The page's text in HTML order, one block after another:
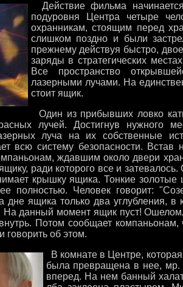
Действие фильма
подуровня Центра четыре
охранникам, стоящим перед
слишком поздно и были
прежнему действуя быстро,
заряды в стратегических
Все пространство
лазерными лучами. На
стоит ящик.
Один из прибывших ловко
лучей. Достигнув нужного
луча на их собственные
всю систему безопасности. Встав
ждавшим около двери
ради которого все и затевалось.
крышку ящика. Тонкие золотые
полностью. Человек говорит:
дне ящика только два углубления, в
На данный момент ящик пуст!
Потом сообщает
говорить об этом.
В комнате в Центре,
была превращена в нее, мр.
вперед. На нем банный